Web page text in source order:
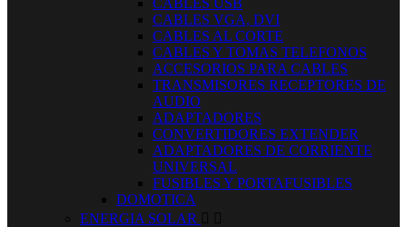
CABLES USB
CABLES VGA, DVI
CABLES AL CORTE
CABLES Y TOMAS TELEFONOS
ACCESORIOS PARA CABLES
TRANSMISORES RECEPTORES DE
AUDIO
ADAPTADORES
CONVERTIDORES EXTENDER
ADAPTADORES DE CORRIENTE
UNIVERSAL
FUSIBLES Y PORTAFUSIBLES
DOMOTICA
ENERGIA SOLAR  